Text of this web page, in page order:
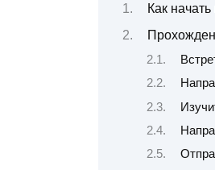
Как